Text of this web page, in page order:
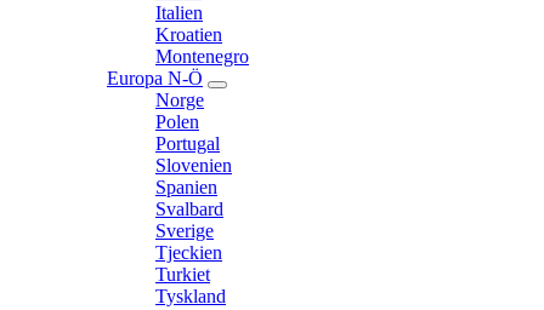
Italien
Kroatien
Montenegro
Europa N-Ö
expand
Norge
Polen
Portugal
Slovenien
Spanien
Svalbard
Sverige
Tjeckien
Turkiet
Tyskland